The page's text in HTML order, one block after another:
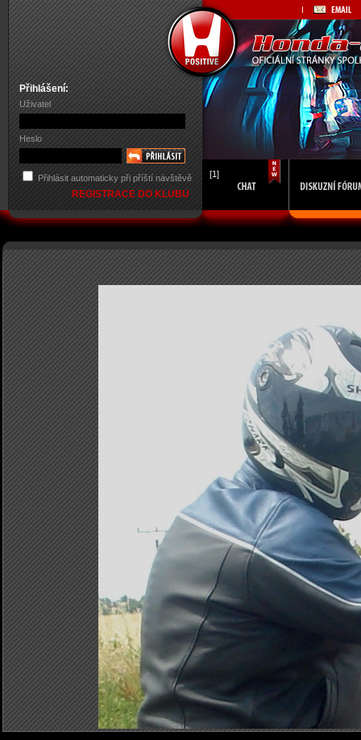
Přihlášení:
Uživatel
Heslo
Přihlásit automaticky při příští návštěvě
REGISTRACE DO KLUBU
[1]